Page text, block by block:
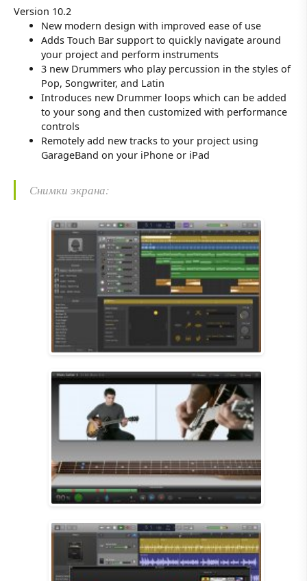
Version 10.2
New modern design with improved ease of use
Adds Touch Bar support to quickly navigate around
your project and perform instruments
3 new Drummers who play percussion in the styles of
Pop, Songwriter, and Latin
Introduces new Drummer loops which can be added
to your song and then customized with performance
controls
Remotely add new tracks to your project using
GarageBand on your iPhone or iPad
Снимки экрана: